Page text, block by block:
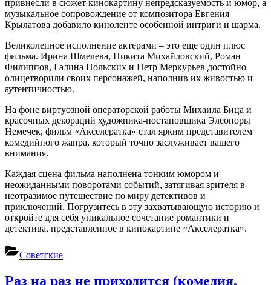
привнесли в сюжет кинокартину непредсказуемость и юмор, а
музыкальное сопровождение от композитора Евгения
Крылатова добавило киноленте особенной интриги и шарма.
Великолепное исполнение актерами – это еще один плюс
фильма. Ирина Шмелева, Никита Михайловский, Роман
Филиппов, Галина Польских и Петр Меркурьев достойно
олицетворили своих персонажей, наполнив их живостью и
аутентичностью.
На фоне виртуозной операторской работы Михаила Бица и
красочных декораций художника-постановщика Элеоноры
Немечек, фильм «Акселератка» стал ярким представителем
комедийного жанра, который точно заслуживает вашего
внимания.
Каждая сцена фильма наполнена тонким юмором и
неожиданными поворотами событий, затягивая зрителя в
неотразимое путешествие по миру детективов и
приключений. Погрузитесь в эту захватывающую историю и
откройте для себя уникальное сочетание романтики и
детектива, представленное в кинокартине «Акселератка».
Советские
Раз на раз не приходится (комедия,